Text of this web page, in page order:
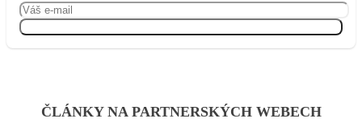
ČLÁNKY NA PARTNERSKÝCH WEBECH